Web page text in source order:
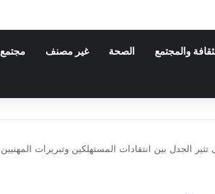
والمجتمع الصحة غير مصنف مجتمع
الجدل بين انتقادات المستهلكين وتبريرات المهنيين